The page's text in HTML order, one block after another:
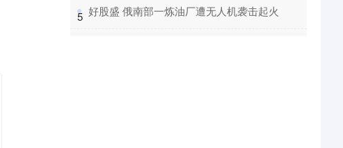
5 ​好股盛 俄南部一炼油厂遭无人机袭击起火